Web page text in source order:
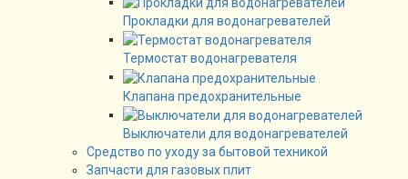
Прокладки для водонагревателей
Термостат водонагревателя
Клапана предохранительные
Выключатели для водонагревателей
Средство по уходу за бытовой техникой
Запчасти для газовых плит